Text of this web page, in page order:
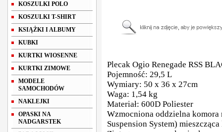
KOSZULKI POLO
KOSZULKI T-SHIRT
KSIĄŻKI I ALBUMY
KUBKI
KURTKI WIOSENNE
KURTKI ZIMOWE
MODELE
SAMOCHODÓW
NAKLEJKI
OPASKI NA
NADGARSTEK
Plecak Ogio Renegade RSS
Pojemność: 29,5 L
Wymiary: 50 x 36 x 27cm
Waga: 1,54 kg
Materiał: 600D Poliester
Wzmocniona oddzielna komora
Suspension System)